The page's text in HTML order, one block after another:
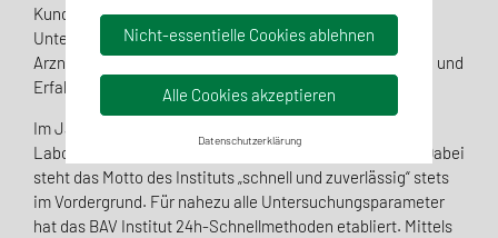
Kundenstamm von über 3000 Betrieben. Renommierte
Unternehmen der Lebensmittel-, Kosmetik- und
Arzneimittelbranche vertrauen seit Jahren der Expertise und
Erfahrung von BAV.
Im Jahr 2021 wurden über 300.000 Proben von 80
Labormitarbeitern im akkreditierten Labor untersucht. Dabei
steht das Motto des Instituts „schnell und zuverlässig“ stets
im Vordergrund. Für nahezu alle Untersuchungsparameter
hat das BAV Institut 24h-Schnellmethoden etabliert. Mittels
Nicht-essentielle Cookies ablehnen
Alle Cookies akzeptieren
Datenschutzerklärung